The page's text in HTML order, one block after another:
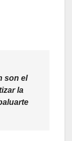
son el
la